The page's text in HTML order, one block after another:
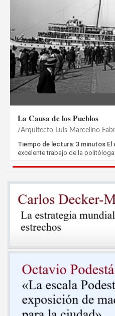
La Causa de los Pueblos
Arquitecto Luis Marcelino
Tiempo de lectura: 3 minutos
excelente trabajo de la